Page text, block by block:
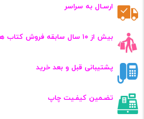
ارسـال به سراسر
بیش از ۱۰ سال سابقه فروش کتاب‌ های تخصصی پزشکی
پشتیبانی قبل و بعد خرید
تضـمین کیفـیت چاپ